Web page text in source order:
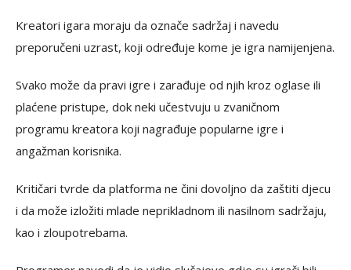
Kreatori igara moraju da označe sadržaj i navedu
preporučeni uzrast, koji određuje kome je igra namijenjena.
Svako može da pravi igre i zarađuje od njih kroz oglase ili
plaćene pristupe, dok neki učestvuju u zvaničnom
programu kreatora koji nagrađuje popularne igre i
angažman korisnika.
Kritičari tvrde da platforma ne čini dovoljno da zaštiti djecu
i da može izložiti mlade neprikladnom ili nasilnom sadržaju,
kao i zloupotrebama.